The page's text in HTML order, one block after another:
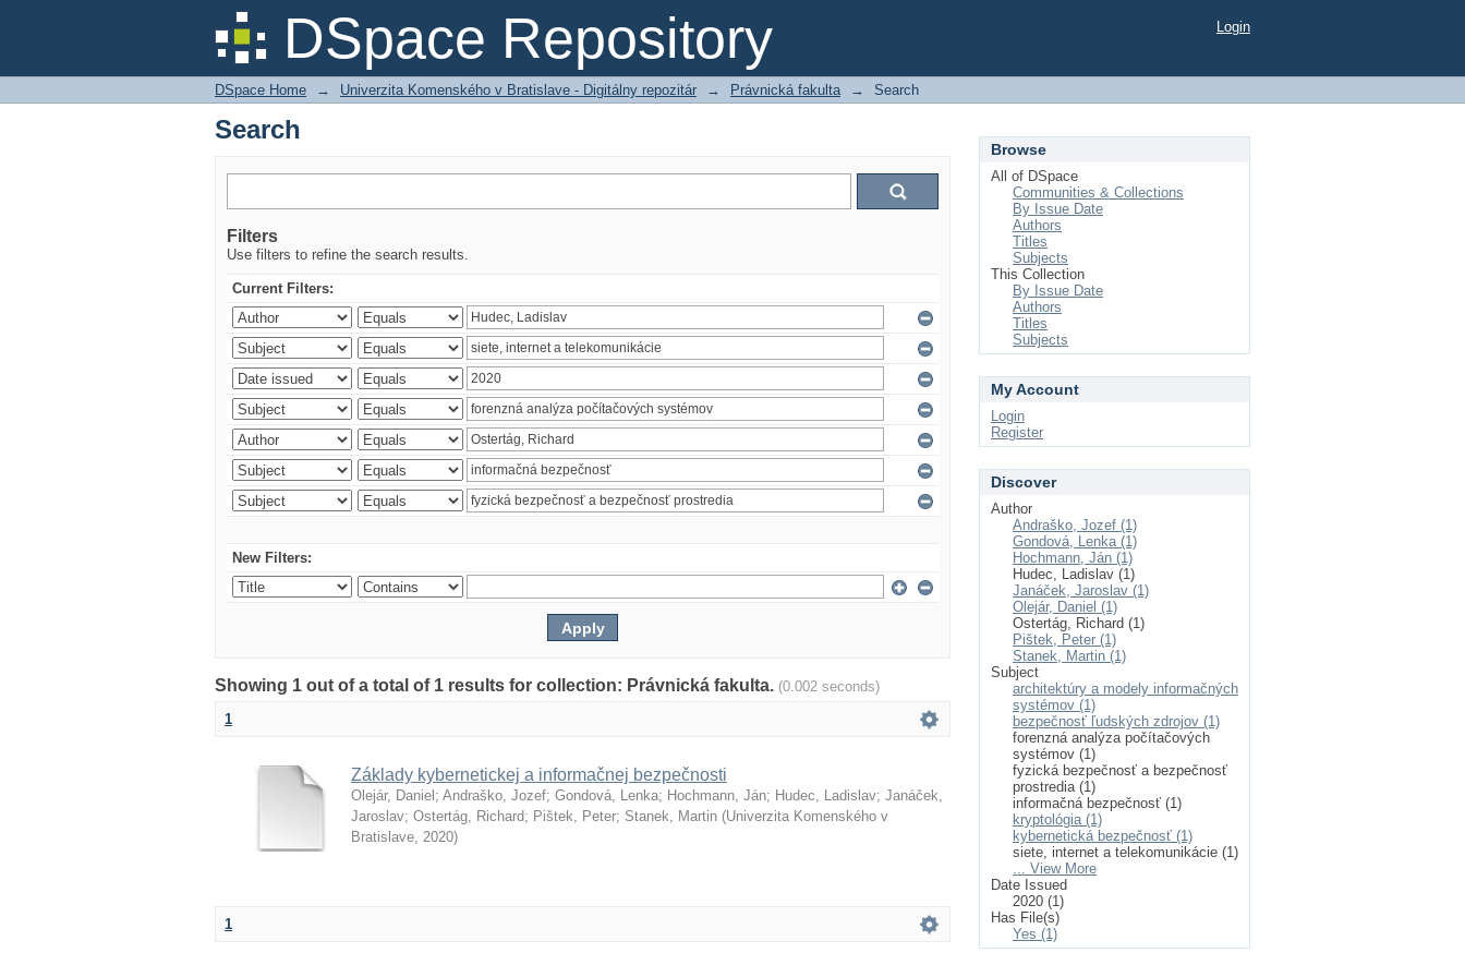
DSpace Repository
Search Login
DSpace Home → Univerzita Komenského v Bratislave - Digitálny repozitár → Právnická fakulta → Search
Search
Filters
Use filters to refine the search results.
Current Filters:
New Filters:
Showing 1 out of a total of 1 results for collection: Právnická fakulta. (0.002 seconds)
1
Základy kybernetickej a informačnej bezpečnosti
Olejár, Daniel ; Andraško, Jozef; Gondová, Lenka; Hochmann, Ján; Hudec, Ladislav; Janáček,
Jaroslav; Ostertág, Richard; Pištek, Peter; Stanek, Martin (Univerzita Komenského v
Bratislave, 2020)
1
Browse
All of DSpace
Communities & Collections
By Issue Date
Authors
Titles
Subjects
This Collection
By Issue Date
Authors
Titles
Subjects
My Account
Login
Register
Discover
Author
Andraško, Jozef (1)
Gondová, Lenka (1)
Hochmann, Ján (1)
Hudec, Ladislav (1)
Janáček, Jaroslav (1)
Olejár, Daniel (1)
Ostertág, Richard (1)
Pištek, Peter (1)
Stanek, Martin (1)
Subject
architektúry a modely informačných
systémov (1)
bezpečnosť ľudských zdrojov (1)
forenzná analýza počítačových
systémov (1)
fyzická bezpečnosť a bezpečnosť
prostredia (1)
informačná bezpečnosť (1)
kryptológia (1)
kybernetická bezpečnosť (1)
siete, internet a telekomunikácie (1)
... View More
Date Issued
2020 (1)
Has File(s)
Yes (1)